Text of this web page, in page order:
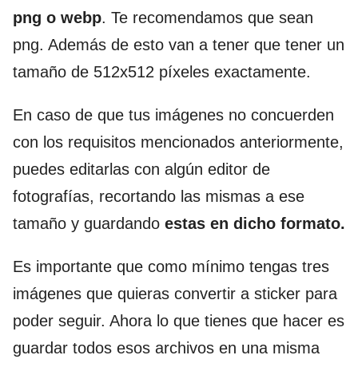
png o webp. Te recomendamos que sean
png. Además de esto van a tener que tener un
tamaño de 512x512 píxeles exactamente.
En caso de que tus imágenes no concuerden
con los requisitos mencionados anteriormente,
puedes editarlas con algún editor de
fotografías, recortando las mismas a ese
tamaño y guardando estas en dicho formato.
Es importante que como mínimo tengas tres
imágenes que quieras convertir a sticker para
poder seguir. Ahora lo que tienes que hacer es
guardar todos esos archivos en una misma